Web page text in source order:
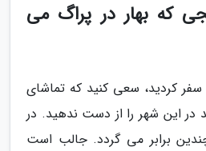
که بهار در پراگ می
کردید، سعی کنید که تماشای
این شهر را از دست ندهید. در
برابر می گردد. جالب است